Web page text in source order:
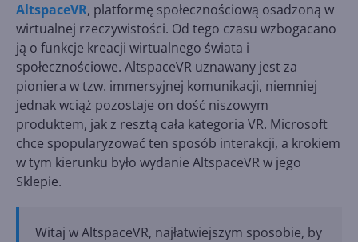
AltspaceVR, platformę społecznościową osadzoną w
wirtualnej rzeczywistości. Od tego czasu wzbogacano
ją o funkcje kreacji wirtualnego świata i
społecznościowe. AltspaceVR uznawany jest za
pioniera w tzw. immersyjnej komunikacji, niemniej
jednak wciąż pozostaje on dość niszowym
produktem, jak z resztą cała kategoria VR. Microsoft
chce spopularyzować ten sposób interakcji, a krokiem
w tym kierunku było wydanie AltspaceVR w jego
Sklepie.
Witaj w AltspaceVR, najłatwiejszym sposobie, by